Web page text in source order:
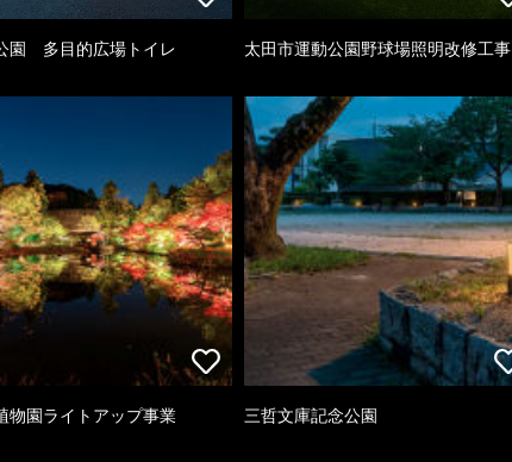
園 多目的広場トイレ 太田市運動公園野球場照明改修工事
物園ライトアップ事業 三哲文庫記念公園